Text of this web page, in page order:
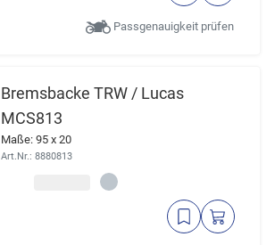
Passgenauigkeit prüfen
Bremsbacke TRW / Lucas
MCS813
Maße: 95 x 20
Art.Nr.: 8880813